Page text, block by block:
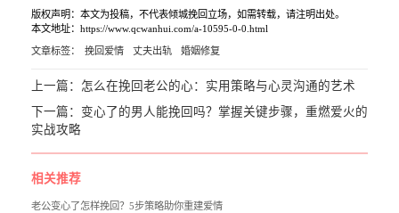
版权声明：本文为投稿，不代表倾城挽回立场，如需转载，请注明出处。
本文地址：https://www.qcwanhui.com/a-10595-0-0.html
文章标签： 挽回爱情 丈夫出轨 婚姻修复
上一篇： 怎么在挽回老公的心：实用策略与心灵沟通的艺术
下一篇： 变心了的男人能挽回吗？掌握关键步骤，重燃爱火的
实战攻略
相关推荐
老公变心了怎样挽回？5步策略助你重建爱情